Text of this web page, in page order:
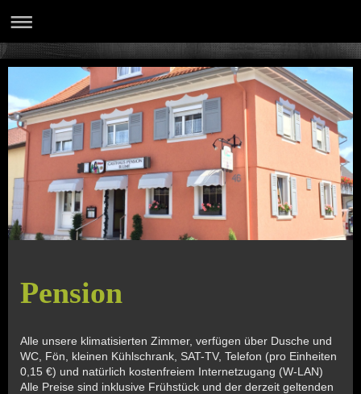
Pension
Alle unsere klimatisierten Zimmer, verfügen über Dusche und
WC, Fön, kleinen Kühlschrank, SAT-TV, Telefon (pro Einheiten
0,15 €) und natürlich kostenfreiem Internetzugang (W-LAN)
Alle Preise sind inklusive Frühstück und der derzeit geltenden